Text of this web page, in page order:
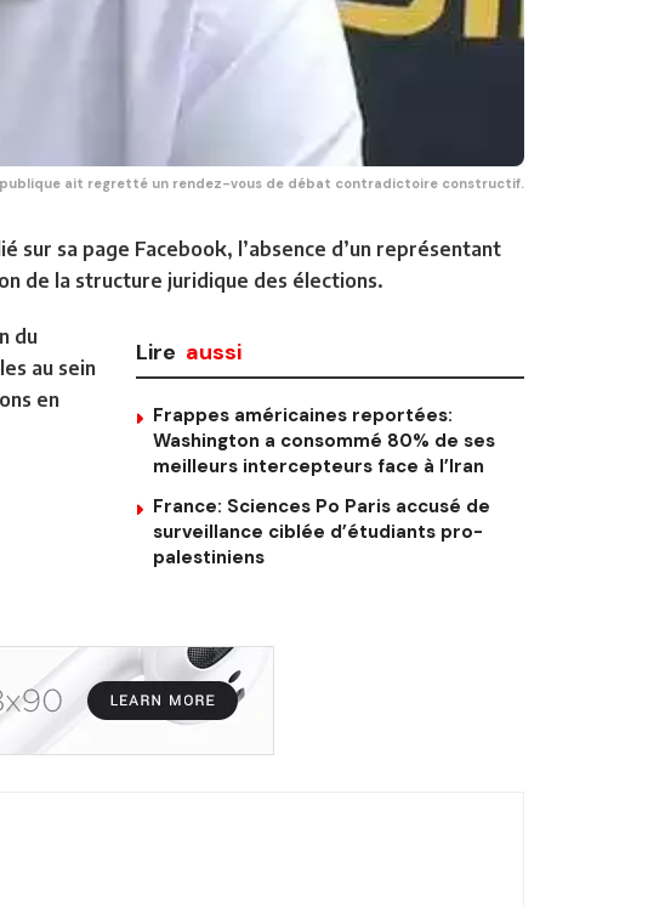
ait regretté un rendez-vous de débat contradictoire constructif.
sur sa page Facebook, l’absence d’un représentant
de la structure juridique des élections.
Lire aussi
Frappes américaines reportées:
Washington a consommé 80% de ses
meilleurs intercepteurs face à l’Iran
France: Sciences Po Paris accusé de
surveillance ciblée d’étudiants pro-
palestiniens
du
au sein
en